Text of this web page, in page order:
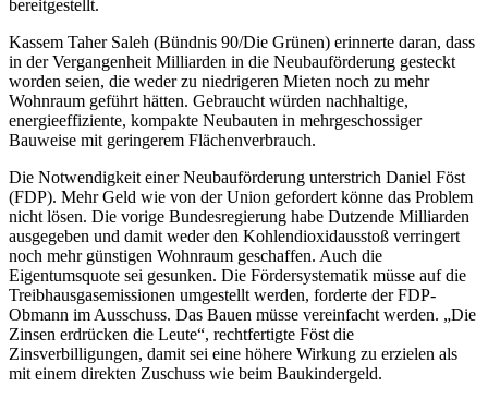
bereitgestellt.
Kassem Taher Saleh (Bündnis 90/Die Grünen) erinnerte daran, dass
in der Vergangenheit Milliarden in die Neubauförderung gesteckt
worden seien, die weder zu niedrigeren Mieten noch zu mehr
Wohnraum geführt hätten. Gebraucht würden nachhaltige,
energieeffiziente, kompakte Neubauten in mehrgeschossiger
Bauweise mit geringerem Flächenverbrauch.
Die Notwendigkeit einer Neubauförderung unterstrich Daniel Föst
(FDP). Mehr Geld wie von der Union gefordert könne das Problem
nicht lösen. Die vorige Bundesregierung habe Dutzende Milliarden
ausgegeben und damit weder den Kohlendioxidausstoß verringert
noch mehr günstigen Wohnraum geschaffen. Auch die
Eigentumsquote sei gesunken. Die Fördersystematik müsse auf die
Treibhausgasemissionen umgestellt werden, forderte der FDP-
Obmann im Ausschuss. Das Bauen müsse vereinfacht werden. „Die
Zinsen erdrücken die Leute“, rechtfertigte Föst die
Zinsverbilligungen, damit sei eine höhere Wirkung zu erzielen als
mit einem direkten Zuschuss wie beim Baukindergeld.